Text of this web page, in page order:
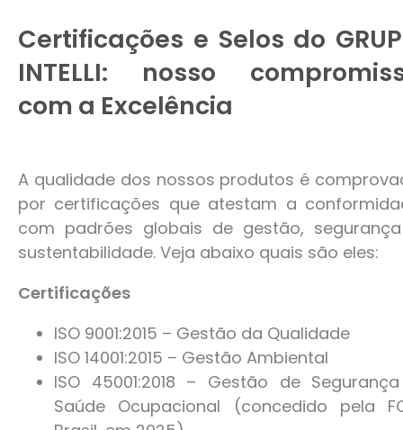
Certificações e Selos do
INTELLI: nosso
com a Excelência
A qualidade dos nossos produtos é
por certificações que atestam a
com padrões globais de gestão,
sustentabilidade. Veja abaixo quais são eles:
Certificações
ISO 9001:2015 – Gestão da Qualidade
ISO 14001:2015 – Gestão Ambiental
ISO 45001:2018 – Gestão de
Saúde Ocupacional (concedido pela